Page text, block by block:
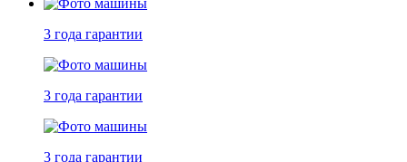
3 года гарантии
3 года гарантии
3 года гарантии